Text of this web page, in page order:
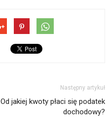
Następny artykuł
Od jakiej kwoty płaci się podatek
dochodowy?